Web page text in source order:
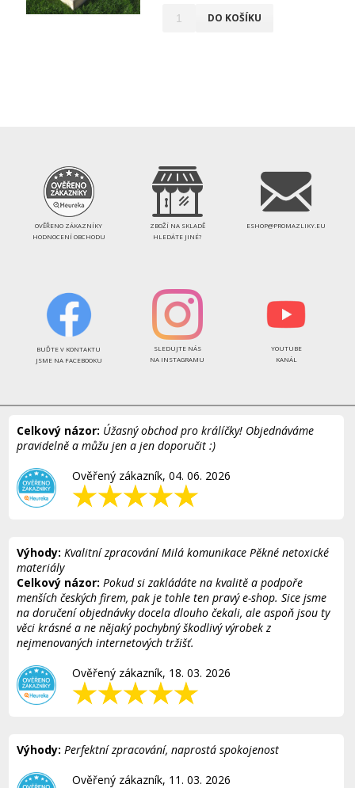
DO KOŠÍKU
OVĚŘENO ZÁKAZNÍKY
HODNOCENÍ OBCHODU
ZBOŽÍ NA SKLADĚ
HLEDÁTE JINÉ?
ESHOP@PROMAZLIKY.EU
BUĎTE V KONTAKTU
JSME NA FACEBOOKU
SLEDUJTE NÁS
NA INSTAGRAMU
YOUTUBE
KANÁL
Celkový názor: Úžasný obchod pro králíčky! Objednáváme
pravidelně a můžu jen a jen doporučit :)
Ověřený zákazník, 04. 06. 2026
Výhody: Kvalitní zpracování Milá komunikace Pěkné netoxické
materiály
Celkový názor: Pokud si zakládáte na kvalitě a podpoře
menších českých firem, pak je tohle ten pravý e-shop. Sice jsme
na doručení objednávky docela dlouho čekali, ale aspoň jsou ty
věci krásné a ne nějaký pochybný škodlivý výrobek z
nejmenovaných internetových tržišť.
Ověřený zákazník, 18. 03. 2026
Výhody: Perfektní zpracování, naprostá spokojenost
Ověřený zákazník, 11. 03. 2026